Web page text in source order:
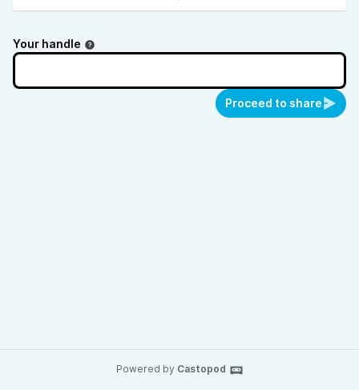
Your handle
Proceed to share
Powered by Castopod